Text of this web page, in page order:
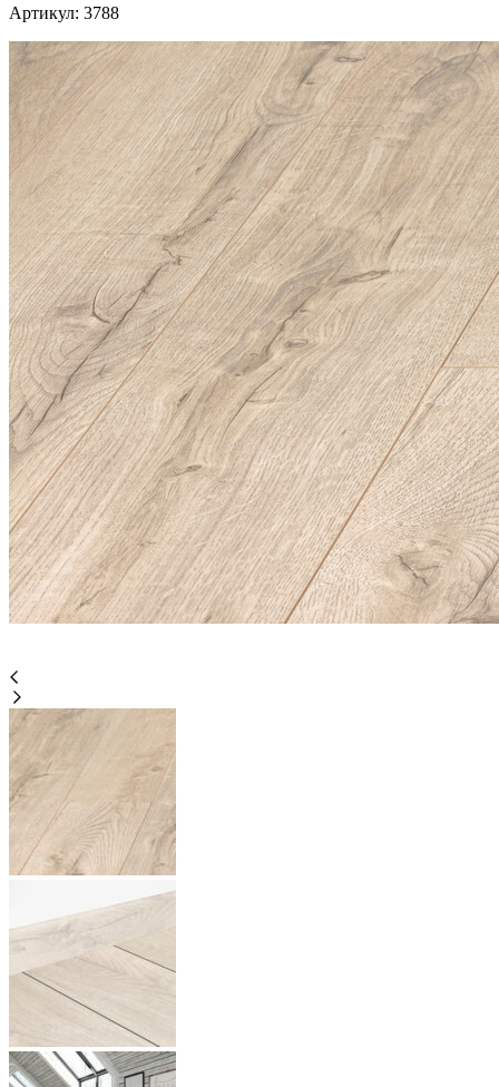
Артикул: 3788